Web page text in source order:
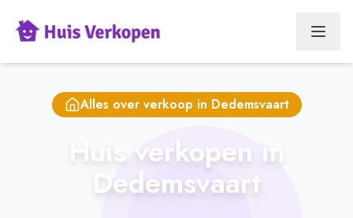
Alles over verkoop in Dedemsvaart
Huis verkopen in
Dedemsvaart